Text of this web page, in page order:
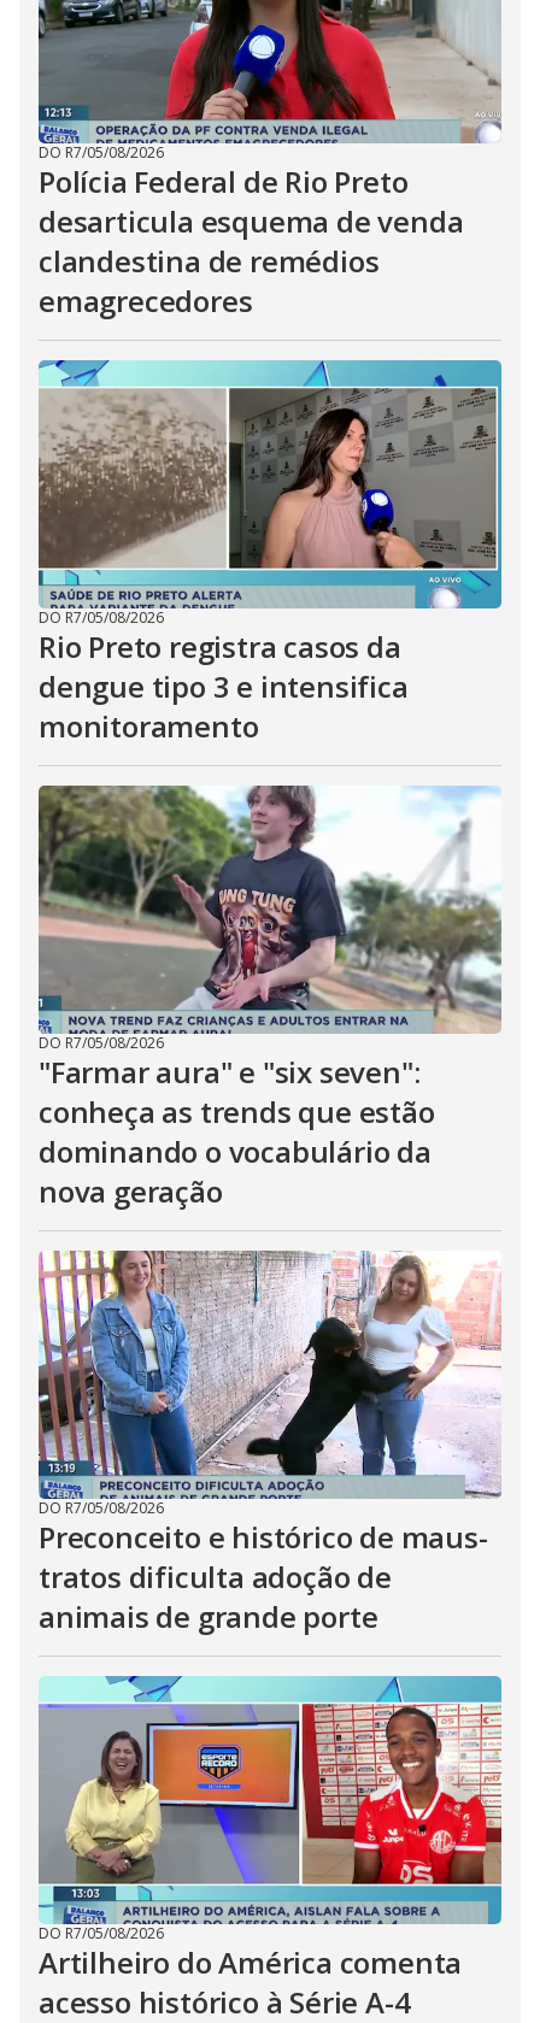
DO R7/05/08/2026
Polícia Federal de Rio Preto
desarticula esquema de venda
clandestina de remédios
emagrecedores
DO R7/05/08/2026
Rio Preto registra casos da
dengue tipo 3 e intensifica
monitoramento
DO R7/05/08/2026
"Farmar aura" e "six seven":
conheça as trends que estão
dominando o vocabulário da
nova geração
DO R7/05/08/2026
Preconceito e histórico de maus-
tratos dificulta adoção de
animais de grande porte
DO R7/05/08/2026
Artilheiro do América comenta
acesso histórico à Série A-4